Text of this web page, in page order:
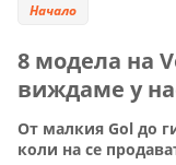
Начало
8 модела на
виждаме у
От малкия Gol до
коли на се